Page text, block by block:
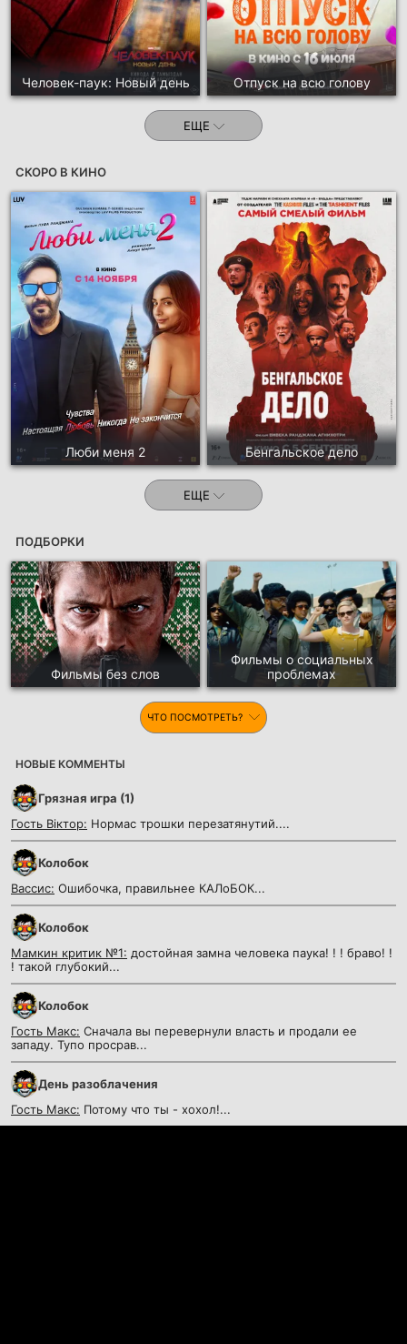
Человек-паук: Новый день Отпуск на всю голову
ЕЩЕ
СКОРО В КИНО
Люби меня 2 Бенгальское дело
ЕЩЕ
ПОДБОРКИ
Фильмы без слов
Фильмы о социальных
проблемах
ЧТО ПОСМОТРЕТЬ?
НОВЫЕ КОММЕНТЫ
Грязная игра (1)
Гость Віктор: Нормас трошки перезатянутий....
Колобок
Вассис: Ошибочка, правильнее КАЛоБОК...
Колобок
Мамкин критик №1: достойная замна человека паука! ! ! браво! !
! такой глубокий...
Колобок
Гость Макс: Сначала вы перевернули власть и продали ее
западу. Тупо просрав...
День разоблачения
Гость Макс: Потому что ты - хохол!...